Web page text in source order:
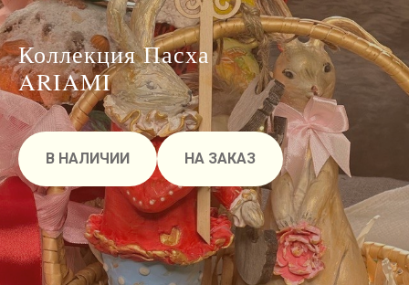
Коллекция Пасха
ARIAMI
В НАЛИЧИИ НА ЗАКАЗ